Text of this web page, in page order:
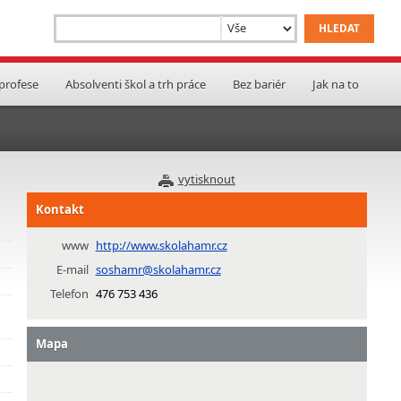
Absolventi škol a trh práce Bez bariér Jak na to
vytisknout
Kontakt
www http://www.skolahamr.cz
E-mail soshamr@skolahamr.cz
Telefon 476 753 436
Mapa